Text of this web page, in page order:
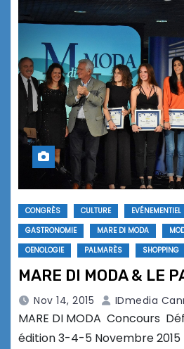
CONGRÈS CULTURE EVÉNEMENTIEL
GASTRONOMIE
MARE DI MODA
OENOLOGIE
PALMARÈS SHOPPING
MARE DI MODA & LE
Nov 14, 2015 IDmedia
MARE DI MODA Concours
édition 3-4-5 Novembre 2015